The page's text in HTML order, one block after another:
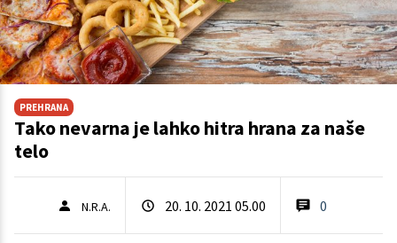
PREHRANA
Tako nevarna je lahko hitra hrana za naše
telo
N.R.A. 20. 10. 2021 05.00 0